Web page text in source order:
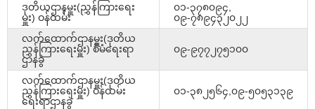
ဒုတိယဌာနမှူး(ညွှန်ကြားရေး
မှူး) ဝန်ထမ်း
၀၁-၃၇၈၀၉၄,
၀၉-၇၈၉၄၃၂၀၂၂
လက်ထောက်ဌာနမှူး(ဒုတိယ
ညွှန်ကြားရေးမှူး) စီမံရေးရာ
ဌာနခွဲ
၀၉-၉၇၇၂၇၅၁၀၀
လက်ထောက်ဌာနမှူး(ဒုတိယ
ညွှန်ကြားရေးမှူး) ဝန်ထမ်း
ရေးရာဌာနခွဲ
၀၁-၃၈၂၅၆၄,၀၉-၅၀၅၃၁၃၉